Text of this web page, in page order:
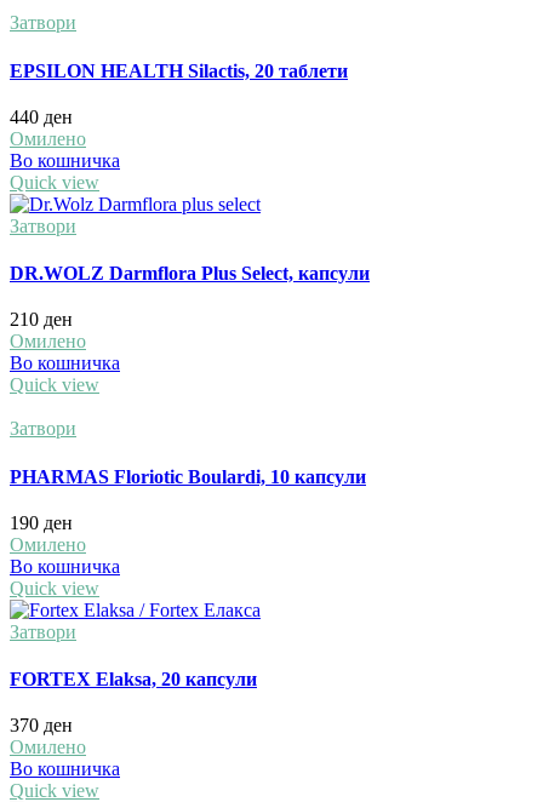
Затвори
EPSILON HEALTH Silactis, 20 таблети
440 ден
Омилено
Во кошничка
Quick view
Затвори
DR.WOLZ Darmflora Plus Select, капсули
210 ден
Омилено
Во кошничка
Quick view
Затвори
PHARMAS Floriotic Boulardi, 10 капсули
190 ден
Омилено
Во кошничка
Quick view
Затвори
FORTEX Elaksa, 20 капсули
370 ден
Омилено
Во кошничка
Quick view